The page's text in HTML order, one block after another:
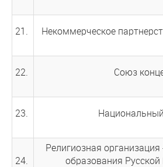
21. Некоммерческое
22. Союз
23.
24.
Религиозная
образования